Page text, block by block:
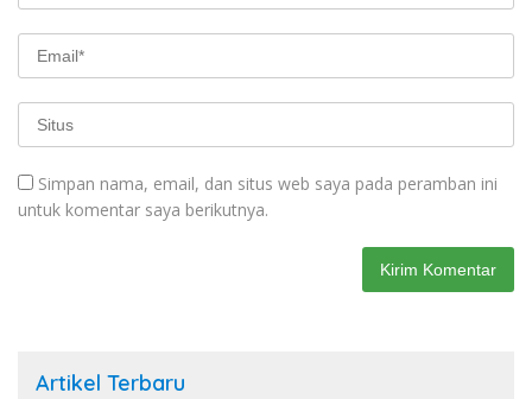
Simpan nama, email, dan situs web saya pada peramban ini
untuk komentar saya berikutnya.
Artikel Terbaru